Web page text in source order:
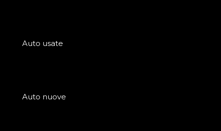
Auto usate
Auto nuove